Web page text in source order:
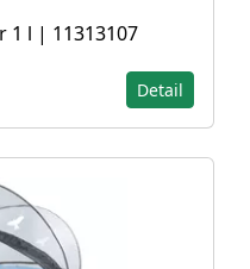
1 l | 11313107
Detail